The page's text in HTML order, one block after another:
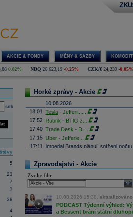
AKCIE & FONDY MĚNY & SAZBY
0,02% NDQ 26 623,19 -0,25% CZK/€ 24,239 -0,05%
select
5
23
7
1
38
4
Horké zprávy - Akcie
10.08.2026
18:01
Tesla - Jefferi
17:52 Rubrik - BTIG z
17:40 Trade Desk - D.
17:15 Uber - Jefferie
17:11
Imperial Brands plánují snížení
16:26 Objem obchodů s akciemi na
obchodů za poslední rok je 0,666
16:25 Conocophillips ......
16:10 Airbnb -Barcla......
15:58
Akcie SpaceX se dnes obchodují
135
. Poslední červencový
15:45
Meta oznámila, že otevře zdrojový
Zpravodajství - Akcie
Zvolte filtr
10.08.2026 15:38,
PODCAST Týdenní výhled:
a Bessent brání státní